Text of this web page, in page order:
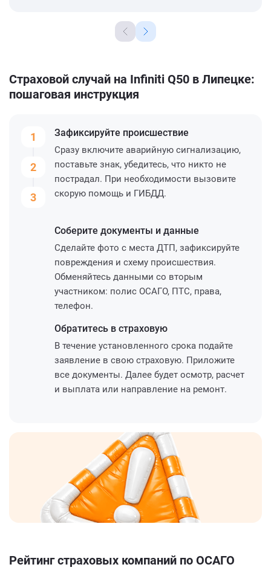
Страховой случай на Infiniti Q50 в Липецке:
пошаговая инструкция
1
2
3
Зафиксируйте происшествие
Сразу включите аварийную сигнализацию,
поставьте знак, убедитесь, что никто не
пострадал. При необходимости вызовите
скорую помощь и ГИБДД.
Соберите документы и данные
Сделайте фото с места ДТП, зафиксируйте
повреждения и схему происшествия.
Обменяйтесь данными со вторым
участником: полис ОСАГО, ПТС, права,
телефон.
Обратитесь в страховую
В течение установленного срока подайте
заявление в свою страховую. Приложите
все документы. Далее будет осмотр, расчет
и выплата или направление на ремонт.
Рейтинг страховых компаний по ОСАГО